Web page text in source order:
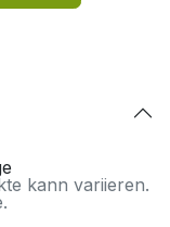
kann variieren.